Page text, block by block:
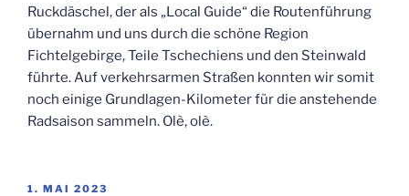
Ruckdäschel, der als „Local Guide“ die Routenführung
übernahm und uns durch die schöne Region
Fichtelgebirge, Teile Tschechiens und den Steinwald
führte. Auf verkehrsarmen Straßen konnten wir somit
noch einige Grundlagen-Kilometer für die anstehende
Radsaison sammeln. Olè, olè.
VERÖFFENTLICHT
1. MAI 2023